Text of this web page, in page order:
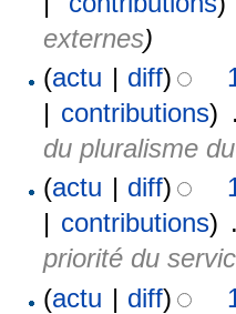
externes)
(actu | diff)
| contributions)
du pluralisme
(actu | diff)
| contributions)
priorité du
(actu | diff)